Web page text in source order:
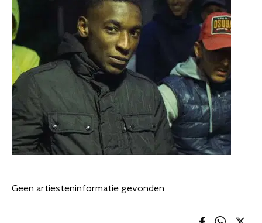
Geen artiesteninformatie gevonden